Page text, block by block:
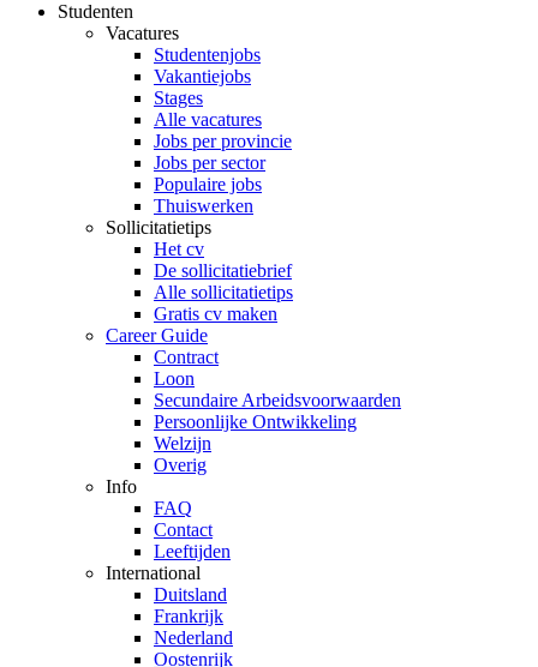
Studenten
Vacatures
Studentenjobs
Vakantiejobs
Stages
Alle vacatures
Jobs per provincie
Jobs per sector
Populaire jobs
Thuiswerken
Sollicitatietips
Het cv
De sollicitatiebrief
Alle sollicitatietips
Gratis cv maken
Career Guide
Contract
Loon
Secundaire Arbeidsvoorwaarden
Persoonlijke Ontwikkeling
Welzijn
Overig
Info
FAQ
Contact
Leeftijden
International
Duitsland
Frankrijk
Nederland
Oostenrijk